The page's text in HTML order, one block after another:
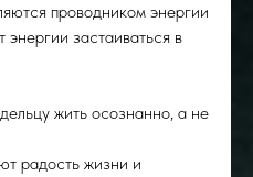
проводником энергии
застаиваться в
жить осознанно, а не
радость жизни и